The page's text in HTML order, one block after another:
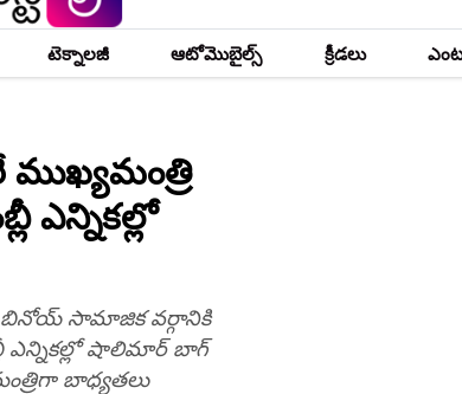
టెక్నాలజీ ఆటోమొబైల్స్ క్రీడలు
ఎన్నికల్లో
బినోయ్‌ సామాజిక వర్గానికి
ఎన్నికల్లో షాలిమార్ బాగ్
బాధ్యతలు